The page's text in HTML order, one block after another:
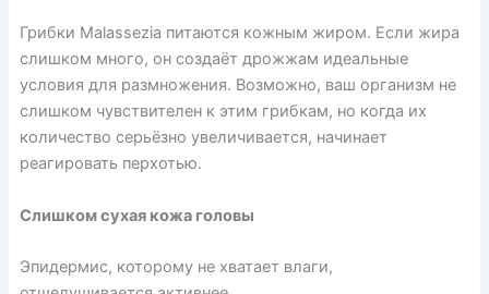
Грибки Malassezia питаются кожным жиром. Если жира
слишком много, он создаёт дрожжам идеальные
условия для размножения. Возможно, ваш организм не
слишком чувствителен к этим грибкам, но когда их
количество серьёзно увеличивается, начинает
реагировать перхотью.
Слишком сухая кожа головы
Эпидермис, которому не хватает влаги,